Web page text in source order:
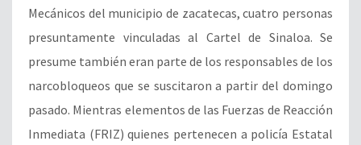
Mecánicos del municipio de zacatecas, cuatro personas
presuntamente vinculadas al Cartel de Sinaloa. Se
presume también eran parte de los responsables de los
narcobloqueos que se suscitaron a partir del domingo
pasado. Mientras elementos de las Fuerzas de Reacción
Inmediata (FRIZ) quienes pertenecen a policía Estatal